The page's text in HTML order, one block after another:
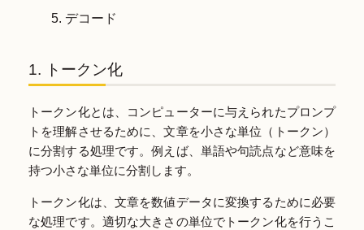
デコード
1. トークン化
トークン化とは、コンピューターに与えられたプロンプ
トを理解させるために、文章を小さな単位（トークン）
に分割する処理です。例えば、単語や句読点など意味を
持つ小さな単位に分割します。
トークン化は、文章を数値データに変換するために必要
な処理です。適切な大きさの単位でトークン化を行うこ